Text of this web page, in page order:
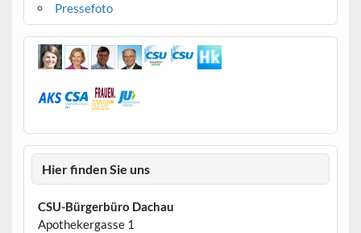
Pressefoto
Hier finden Sie uns
CSU-Bürgerbüro Dachau
Apothekergasse 1